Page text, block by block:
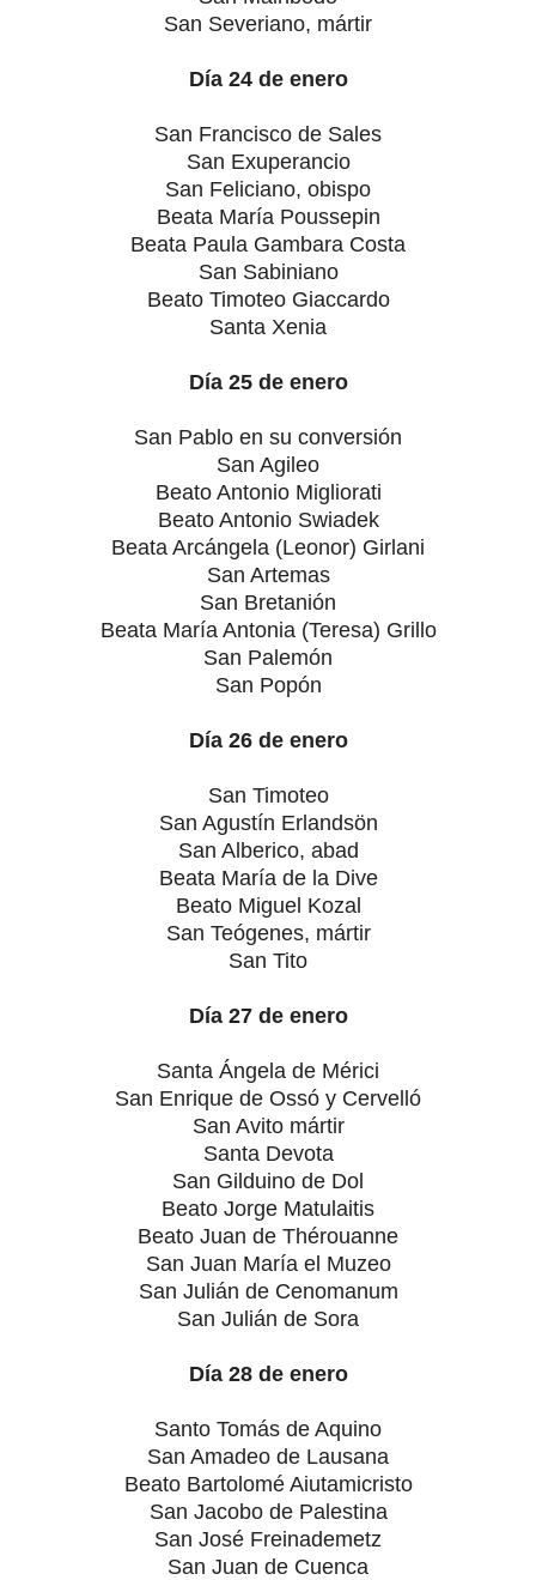
San Severiano, mártir
Día 24 de enero
San Francisco de Sales
San Exuperancio
San Feliciano, obispo
Beata María Poussepin
Beata Paula Gambara Costa
San Sabiniano
Beato Timoteo Giaccardo
Santa Xenia
Día 25 de enero
San Pablo en su conversión
San Agileo
Beato Antonio Migliorati
Beato Antonio Swiadek
Beata Arcángela (Leonor) Girlani
San Artemas
San Bretanión
Beata María Antonia (Teresa) Grillo
San Palemón
San Popón
Día 26 de enero
San Timoteo
San Agustín Erlandsön
San Alberico, abad
Beata María de la Dive
Beato Miguel Kozal
San Teógenes, mártir
San Tito
Día 27 de enero
Santa Ángela de Mérici
San Enrique de Ossó y Cervelló
San Avito mártir
Santa Devota
San Gilduino de Dol
Beato Jorge Matulaitis
Beato Juan de Thérouanne
San Juan María el Muzeo
San Julián de Cenomanum
San Julián de Sora
Día 28 de enero
Santo Tomás de Aquino
San Amadeo de Lausana
Beato Bartolomé Aiutamicristo
San Jacobo de Palestina
San José Freinademetz
San Juan de Cuenca